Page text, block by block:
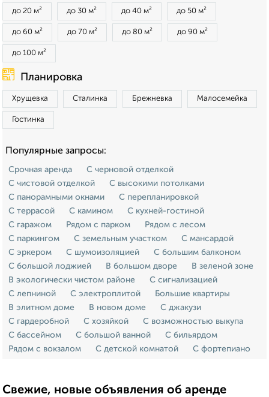
до 20 м² до 30 м² до 40 м² до 50 м²
до 60 м² до 70 м² до 80 м² до 90 м²
до 100 м²
Планировка
Хрущевка Сталинка Брежневка Малосемейка
Гостинка
Популярные запросы:
Срочная аренда
С черновой отделкой
С чистовой отделкой
С высокими потолками
С панорамными окнами
С перепланировкой
С террасой
С камином
С кухней-гостиной
С гаражом
Рядом с парком
Рядом с лесом
С паркингом
С земельным участком
С мансардой
С эркером
С шумоизоляцией
С большим балконом
С большой лоджией
В большом дворе
В зеленой зоне
В экологически чистом районе
С сигнализацией
С лепниной
С электроплитой
Большие квартиры
В элитном доме
В новом доме
С джакузи
С гардеробной
С хозяйкой
С возможностью выкупа
С бассейном
С большой ванной
С бильярдом
Рядом с вокзалом
С детской комнатой С фортепиано
Свежие, новые объявления об аренде